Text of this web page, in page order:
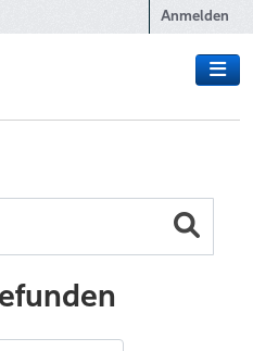
Anmelden